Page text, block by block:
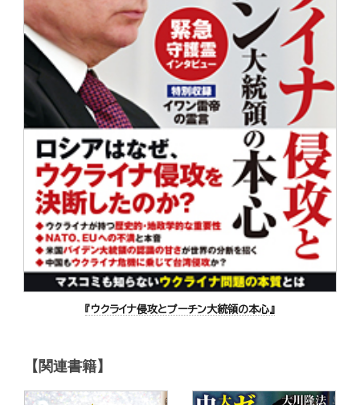
『ウクライナ侵攻とプーチン大統領の本心』
【関連書籍】